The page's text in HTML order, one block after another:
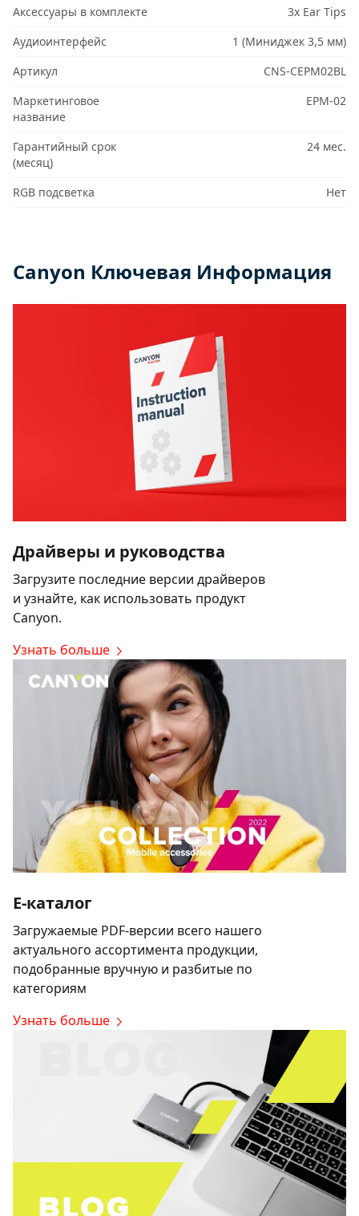
Аксессуары в комплекте
3x Ear Tips
Аудиоинтерфейс
1 (Миниджек 3,5 мм)
Артикул
CNS-CEPM02BL
Маркетинговое
название
EPM-02
Гарантийный срок
(месяц)
24 мес.
RGB подсветка Нет
Canyon Ключевая Информация
Драйверы и руководства
Загрузите последние версии драйверов
и узнайте, как использовать продукт
Canyon.
Узнать больше
E-каталог
Загружаемые PDF-версии всего нашего
актуального ассортимента продукции,
подобранные вручную и разбитые по
категориям
Узнать больше